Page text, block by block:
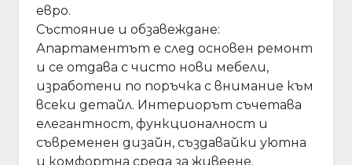
евро.
Състояние и обзавеждане:
Апартаментът е след основен ремонт
и се отдава с чисто нови мебели,
изработени по поръчка с внимание към
всеки детайл. Интериорът съчетава
елегантност, функционалност и
съвременен дизайн, създавайки уютна
и комфортна среда за живеене.